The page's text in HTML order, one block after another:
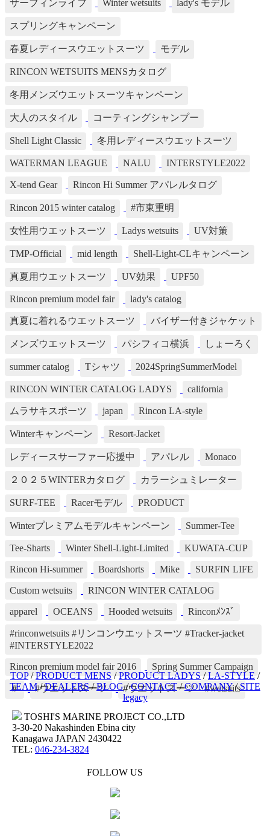
サーフィンライフ Winter wetsuits lady's モデル
スプリングキャンペーン
春夏レディースウエットスーツ モデル
RINCON WETSUITS MENSカタログ
冬用メンズウエットスーツキャンペーン
大人のスタイル コーティングシャンプー
Shell Light Classic 冬用レディースウエットスーツ
WATERMAN LEAGUE NALU INTERSTYLE2022
X-tend Gear Rincon Hi Summer アパレルタログ
Rincon 2015 winter catalog #市東重明
女性用ウエットスーツ Ladys wetsuits UV対策
TMP-Official mid length Shell-Light-CLキャンペーン
真夏用ウエットスーツ UV効果 UPF50
Rincon premium model fair lady's catalog
真夏に着れるウエットスーツ バイザー付きジャケット
メンズウエットスーツ パシフィコ横浜 しょーろく
summer catalog Tシャツ 2024SpringSummerModel
RINCON WINTER CATALOG LADYS california
ムラサキスポーツ japan Rincon LA-style
Winterキャンペーン Resort-Jacket
レディースサーファー応援中 アパレル Monaco
２０２５WINTERカタログ カラーシュミレーター
SURF-TEE Racerモデル PRODUCT
Winterプレミアムモデルキャンペーン Summer-Tee
Tee-Sharts Winter Shell-Light-Limited KUWATA-CUP
Rincon Hi-summer Boardshorts Mike SURFIN LIFE
Custom wetsuits RINCON WINTER CATALOG
apparel OCEANS Hooded wetsuits Rinconﾒﾝｽﾞ
#rinconwetsuits #リンコンウエットスーツ #Tracker-jacket
#INTERSTYLE2022
Rincon premium model fair 2016 Spring Summer Campaign
＃ #ウエットスーツ #ウエットスーツ #wetsuits
TOP/PRODUCT MENS /PRODUCT LADYS /LA-STYLE /
TEAM/DEALERS/BLOG/CONTACT/COMPANY/SITE
legacy
TOSHI'S MARINE PROJECT CO.,LTD
3-30-20 Nakashinden Ebina city
Kanagawa JAPAN 2430422
TEL: 046-234-3824
FOLLOW US